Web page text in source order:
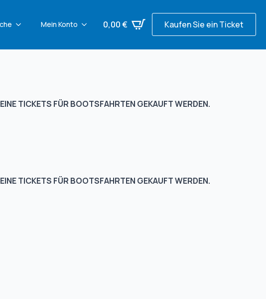
Mein Konto 0,00€ Kaufen Sie ein Ticket
TICKETS FÜR BOOTSFAHRTEN GEKAUFT WERDEN.
TICKETS FÜR BOOTSFAHRTEN GEKAUFT WERDEN.